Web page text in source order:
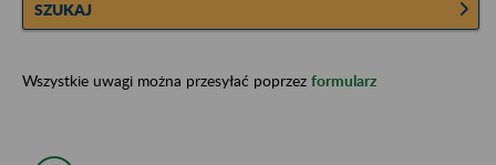
SZUKAJ
Wszystkie uwagi można przesyłać poprzez formularz